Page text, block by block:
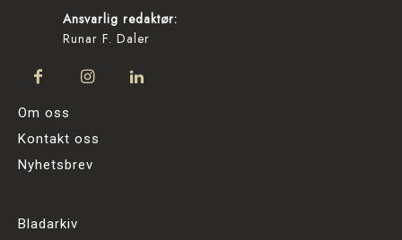
Ansvarlig redaktør:
Runar F. Daler
Om oss
Kontakt oss
Nyhetsbrev
Bladarkiv